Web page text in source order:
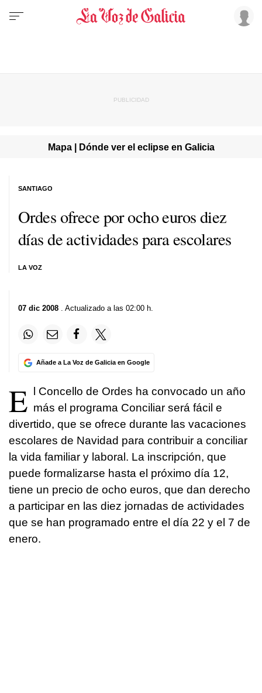
Mapa | Dónde ver el eclipse en Galicia
Ordes ofrece por ocho euros diez
días de actividades para escolares
LA VOZ
SANTIAGO
07 dic 2008 . Actualizado a las 02:00 h.
Añade a La Voz de Galicia en Google
E
l Concello de Ordes ha convocado un año
más el programa Conciliar será fácil e
divertido, que se ofrece durante las vacaciones
escolares de Navidad para contribuir a conciliar
la vida familiar y laboral. La inscripción, que
puede formalizarse hasta el próximo día 12,
tiene un precio de ocho euros, que dan derecho
a participar en las diez jornadas de actividades
que se han programado entre el día 22 y el 7 de
enero.